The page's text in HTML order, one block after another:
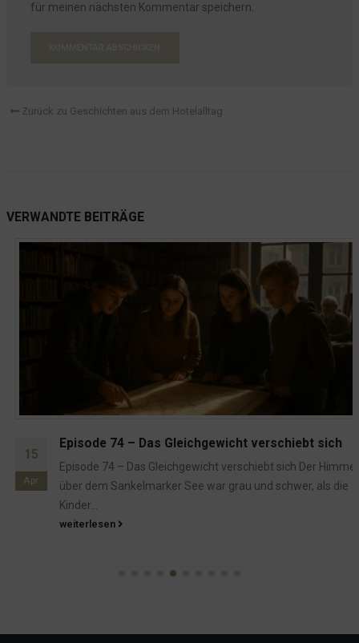
für meinen nächsten Kommentar speichern.
Zurück zu Geschichten aus dem Hotelalltag
VERWANDTE BEITRÄGE
15
Apr.
Episode 74 – Das Gleichgewicht verschiebt sich
Episode 74 – Das Gleichgewicht verschiebt sich Der Himmel
über dem Sankelmarker See war grau und schwer, als die
Kinder...
weiterlesen